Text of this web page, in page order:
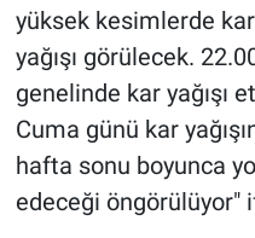
yüksek kesimlerde
yağışı görülecek.
genelinde kar yağışı
Cuma günü kar
hafta sonu boyunca
edeceği öngörülüyor"
Yerel Gündem
Yerel Yaşam
Canlı Yayın